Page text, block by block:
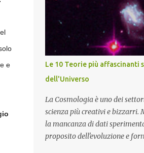
e
Le 10 Teorie più affascinanti
dell'Universo
La Cosmologia è uno dei
scienza più creativi e bizzarri.
la mancanza di dati
proposito dell'evoluzione e